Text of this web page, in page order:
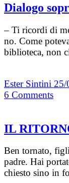
Dialogo
– Ti ricordi di
no. Come
biblioteca, non
Ester Sintini 25/
6 Comments
IL
Ben tornato,
padre. Hai
chiesto sino in